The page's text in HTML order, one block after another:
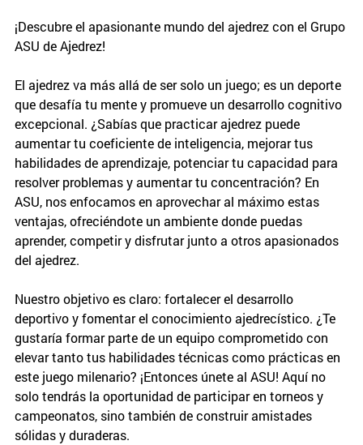
¡Descubre el apasionante mundo del ajedrez con el Grupo
ASU de Ajedrez!
El ajedrez va más allá de ser solo un juego; es un deporte
que desafía tu mente y promueve un desarrollo cognitivo
excepcional. ¿Sabías que practicar ajedrez puede
aumentar tu coeficiente de inteligencia, mejorar tus
habilidades de aprendizaje, potenciar tu capacidad para
resolver problemas y aumentar tu concentración? En
ASU, nos enfocamos en aprovechar al máximo estas
ventajas, ofreciéndote un ambiente donde puedas
aprender, competir y disfrutar junto a otros apasionados
del ajedrez.
Nuestro objetivo es claro: fortalecer el desarrollo
deportivo y fomentar el conocimiento ajedrecístico. ¿Te
gustaría formar parte de un equipo comprometido con
elevar tanto tus habilidades técnicas como prácticas en
este juego milenario? ¡Entonces únete al ASU! Aquí no
solo tendrás la oportunidad de participar en torneos y
campeonatos, sino también de construir amistades
sólidas y duraderas.